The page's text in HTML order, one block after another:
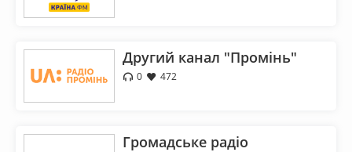
Другий канал "Промiнь"
0 472
Громадське радіо